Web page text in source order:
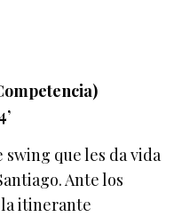
swing que les da vida
Ante los
la itinerante